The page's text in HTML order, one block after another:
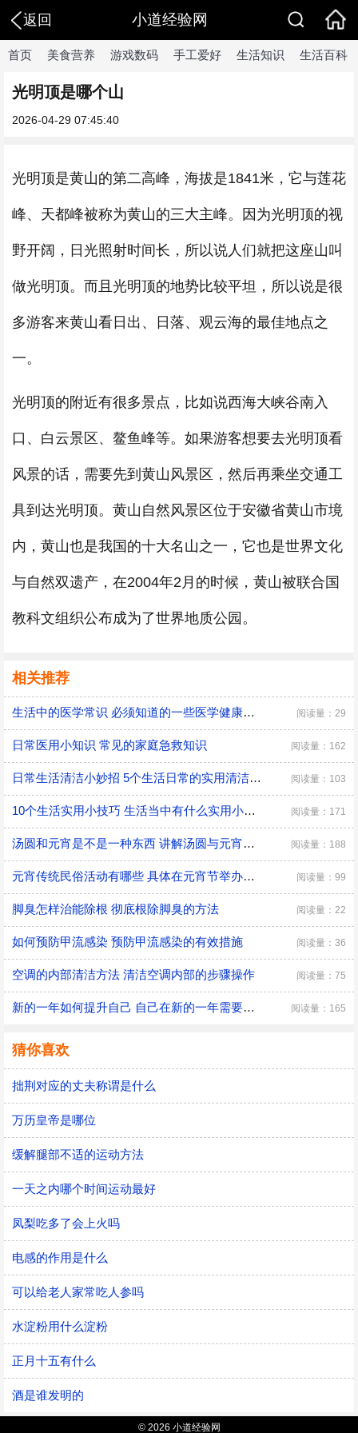
返回 小道经验网
首页 美食营养 游戏数码 手工爱好 生活知识 生活百科
光明顶是哪个山
2026-04-29 07:45:40
光明顶是黄山的第二高峰，海拔是1841米，它与莲花
峰、天都峰被称为黄山的三大主峰。因为光明顶的视
野开阔，日光照射时间长，所以说人们就把这座山叫
做光明顶。而且光明顶的地势比较平坦，所以说是很
多游客来黄山看日出、日落、观云海的最佳地点之
一。
光明顶的附近有很多景点，比如说西海大峡谷南入
口、白云景区、鳌鱼峰等。如果游客想要去光明顶看
风景的话，需要先到黄山风景区，然后再乘坐交通工
具到达光明顶。黄山自然风景区位于安徽省黄山市境
内，黄山也是我国的十大名山之一，它也是世界文化
与自然双遗产，在2004年2月的时候，黄山被联合国
教科文组织公布成为了世界地质公园。
相关推荐
生活中的医学常识 必须知道的一些医学健康小常识 阅读量：29
日常医用小知识 常见的家庭急救知识 阅读量：162
日常生活清洁小妙招 5个生活日常的实用清洁小技巧 阅读量：103
10个生活实用小技巧 生活当中有什么实用小技巧 阅读量：171
汤圆和元宵是不是一种东西 讲解汤圆与元宵的区别 阅读量：188
元宵传统民俗活动有哪些 具体在元宵节举办的传统民俗活动 阅读量：99
脚臭怎样治能除根 彻底根除脚臭的方法 阅读量：22
如何预防甲流感染 预防甲流感染的有效措施 阅读量：36
空调的内部清洁方法 清洁空调内部的步骤操作 阅读量：75
新的一年如何提升自己 自己在新的一年需要改变的三大方面 阅读量：165
猜你喜欢
拙荆对应的丈夫称谓是什么
万历皇帝是哪位
缓解腿部不适的运动方法
一天之内哪个时间运动最好
凤梨吃多了会上火吗
电感的作用是什么
可以给老人家常吃人参吗
水淀粉用什么淀粉
正月十五有什么
酒是谁发明的
© 2026 小道经验网